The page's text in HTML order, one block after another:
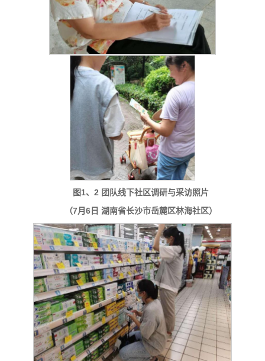
图1、2 团队线下社区调研与采访照片
（7月6日 湖南省长沙市岳麓区林海社区）